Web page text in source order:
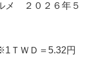
メ ２０２６年５
ＴＷＤ＝5.32円